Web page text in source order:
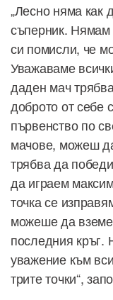
„Лесно няма как
съперник.
си помисли, че
Уважаваме
даден мач
доброто от себе
първенство по
мачове, можеш
трябва да
да играем
точка се
можеше да
последния кръг.
уважение към
трите точки“,